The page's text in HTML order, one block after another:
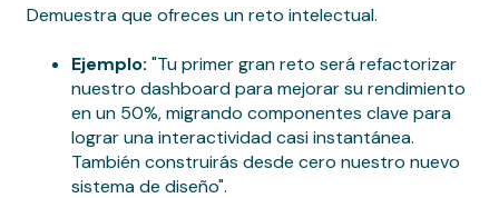
Demuestra que ofreces un reto intelectual.
Ejemplo: "Tu primer gran reto será refactorizar
nuestro dashboard para mejorar su rendimiento
en un 50%, migrando componentes clave para
lograr una interactividad casi instantánea.
También construirás desde cero nuestro nuevo
sistema de diseño".